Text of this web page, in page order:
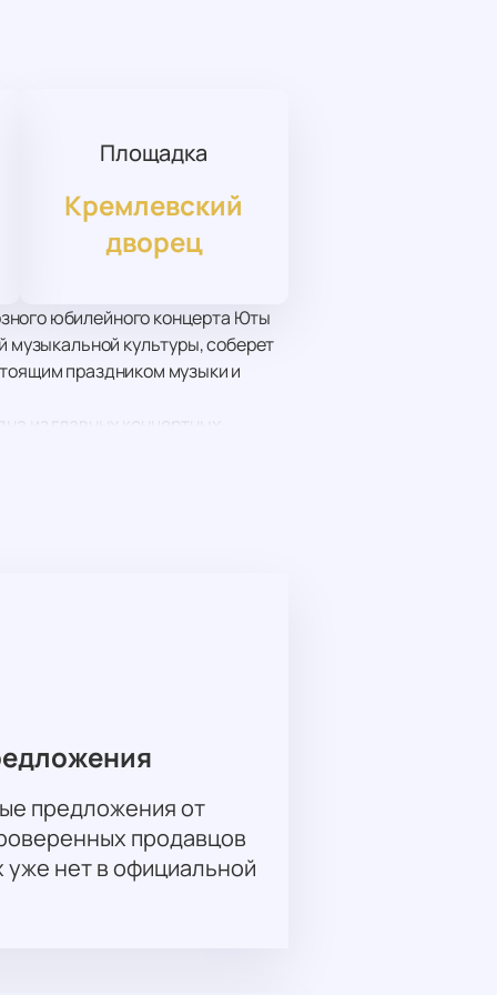
Площадка
Кремлевский
дворец
юбилейного концерта Юты
музыкальной культуры, соберет
праздником музыки и
из главных концертных
здесь поистине
мероприятия
Не упустите возможность
и поддержки для миллионов
быть наполненным
предложения от
продавцов
нет в официальной